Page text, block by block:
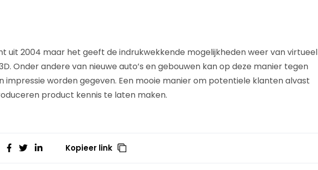
uit 2004 maar het geeft de indrukwekkende mogelijkheden weer van virtueel
Onder andere van nieuwe auto’s en gebouwen kan op deze manier tegen
impressie worden gegeven. Een mooie manier om potentiele klanten alvast
product kennis te laten maken.
Kopieer link